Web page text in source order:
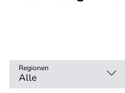
Regionen